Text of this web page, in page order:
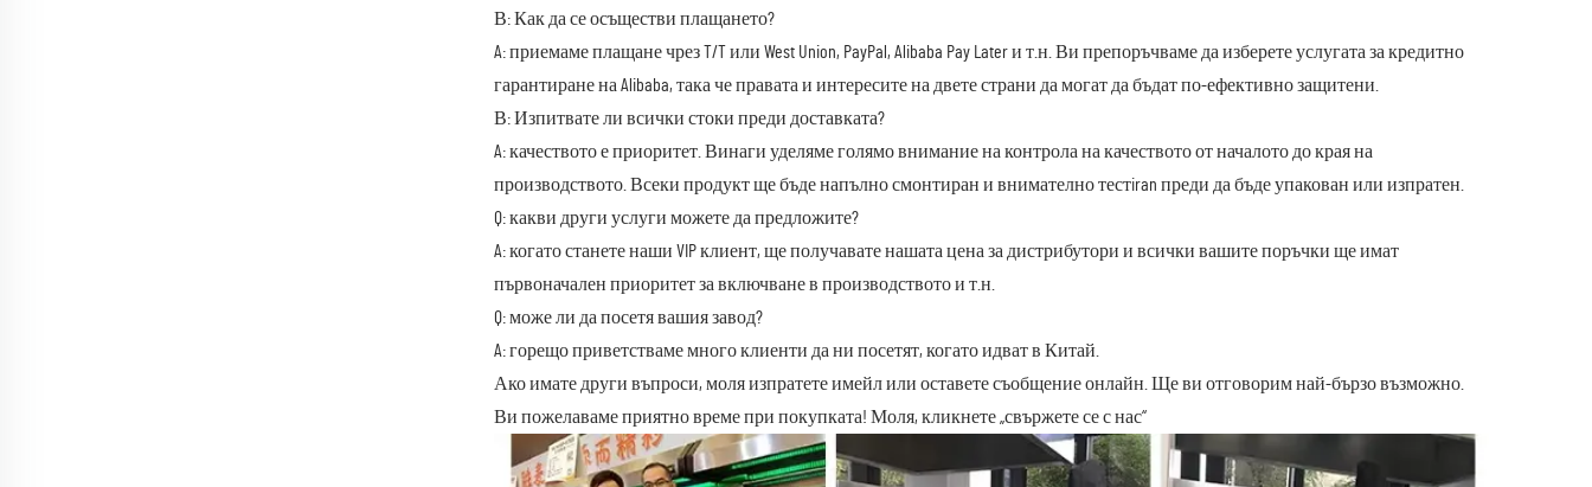
В: Как да се осъществи плащането?
A: приемаме плащане чрез T/T или West Union, PayPal, Alibaba Pay Later и т.н. Ви препоръчваме да изберете услугата за кредитно
гарантиране на Alibaba, така че правата и интересите на двете страни да могат да бъдат по-ефективно защитени.
В: Изпитвате ли всички стоки преди доставката?
A: качеството е приоритет. Винаги уделяме голямо внимание на контрола на качеството от началото до края на
производството. Всеки продукт ще бъде напълно смонтиран и внимателно тестiran преди да бъде упакован или изпратен.
Q: какви други услуги можете да предложите?
A: когато станете наши VIP клиент, ще получавате нашата цена за дистрибутори и всички вашите поръчки ще имат
първоначален приоритет за включване в производството и т.н.
Q: може ли да посетя вашия завод?
A: горещо приветстваме много клиенти да ни посетят, когато идват в Китай.
Ако имате други въпроси, моля изпратете имейл или оставете съобщение онлайн. Ще ви отговорим най-бързо възможно.
Ви пожелаваме приятно време при покупката! Моля, кликнете „свържете се с нас“